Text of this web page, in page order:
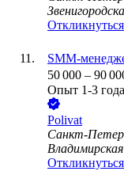
Откликнуться
SMM-
50 000 – 90
Опыт 1-3 года
Polivat
Санкт-
Владимирская
Откликнуться